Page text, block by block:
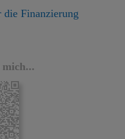
die Finanzierung
mich...